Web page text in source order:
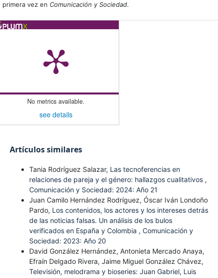
primera vez en Comunicación y Sociedad.
No metrics available.
see details
Artículos similares
Tania Rodríguez Salazar, Las tecnoferencias en
relaciones de pareja y el género: hallazgos cualitativos ,
Comunicación y Sociedad: 2024: Año 21
Juan Camilo Hernández Rodríguez, Óscar Iván Londoño
Pardo, Los contenidos, los actores y los intereses detrás
de las noticias falsas. Un análisis de los bulos
verificados en España y Colombia , Comunicación y
Sociedad: 2023: Año 20
David González Hernández, Antonieta Mercado Anaya,
Efraín Delgado Rivera, Jaime Miguel González Chávez,
Televisión, melodrama y bioseries: Juan Gabriel, Luis